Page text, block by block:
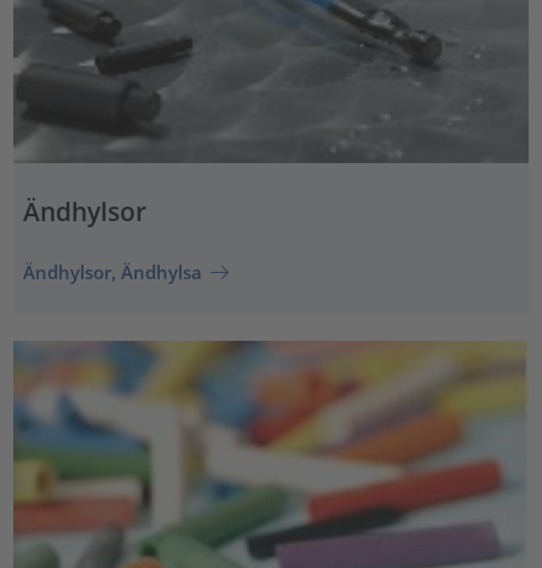
Ändhylsor
Ändhylsor, Ändhylsa